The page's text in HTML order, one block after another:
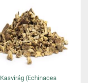
Kasvirág (Echinacea